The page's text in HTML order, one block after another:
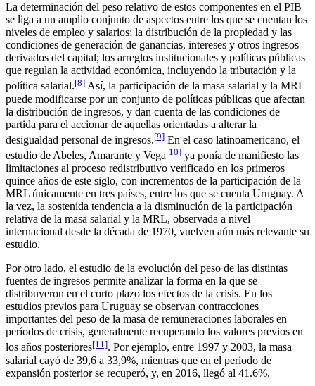
La determinación del peso relativo de estos componentes en el PIB
se liga a un amplio conjunto de aspectos entre los que se cuentan los
niveles de empleo y salarios; la distribución de la propiedad y las
condiciones de generación de ganancias, intereses y otros ingresos
derivados del capital; los arreglos institucionales y políticas públicas
que regulan la actividad económica, incluyendo la tributación y la
política salarial.[8] Así, la participación de la masa salarial y la MRL
puede modificarse por un conjunto de políticas públicas que afectan
la distribución de ingresos, y dan cuenta de las condiciones de
partida para el accionar de aquellas orientadas a alterar la
desigualdad personal de ingresos.[9] En el caso latinoamericano, el
estudio de Abeles, Amarante y Vega[10] ya ponía de manifiesto las
limitaciones al proceso redistributivo verificado en los primeros
quince años de este siglo, con incrementos de la participación de la
MRL únicamente en tres países, entre los que se cuenta Uruguay. A
la vez, la sostenida tendencia a la disminución de la participación
relativa de la masa salarial y la MRL, observada a nivel
internacional desde la década de 1970, vuelven aún más relevante su
estudio.
Por otro lado, el estudio de la evolución del peso de las distintas
fuentes de ingresos permite analizar la forma en la que se
distribuyeron en el corto plazo los efectos de la crisis. En los
estudios previos para Uruguay se observan contracciones
importantes del peso de la masa de remuneraciones laborales en
períodos de crisis, generalmente recuperando los valores previos en
los años posteriores[11]. Por ejemplo, entre 1997 y 2003, la masa
salarial cayó de 39,6 a 33,9%, mientras que en el período de
expansión posterior se recuperó, y, en 2016, llegó al 41.6%.